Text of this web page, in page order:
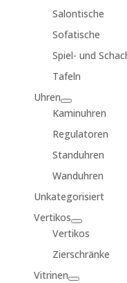
Salontische
Sofatische
Spiel- und
Tafeln
Uhren
Kaminuhren
Regulatoren
Standuhren
Wanduhren
Unkategorisiert
Vertikos
Vertikos
Zierschränke
Vitrinen